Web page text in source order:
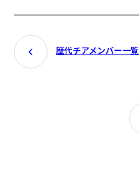
歴代チアメンバー一覧